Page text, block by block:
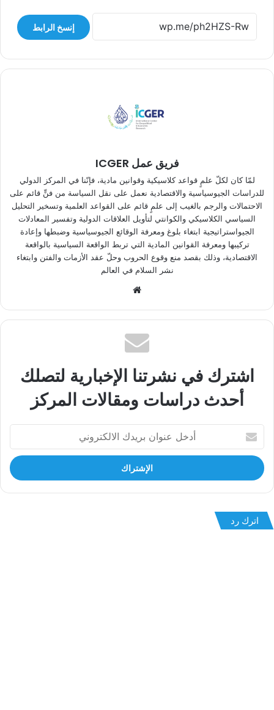
إنسخ الرابط
فريق عمل ICGER
لمّا كان لكلّ علمٍ قواعد كلاسيكية وقوانين مادية، فإنّنا في المركز الدولي
للدراسات الجيوسياسية والاقتصادية نعمل على نقل السياسة من فنٍّ قائم على
الاحتمالات والرجم بالغيب إلى علمٍ قائم على القواعد العلمية وتسخير التحليل
السياسي الكلاسيكي والكوانتي لتأويل العلاقات الدولية وتفسير المعادلات
الجيواستراتيجية ابتغاء بلوغ ومعرفة الوقائع الجيوسياسية وضبطها وإعادة
تركيبها ومعرفة القوانين المادية التي تربط الواقعة السياسية بالواقعة
الاقتصادية، وذلك بقصد منع وقوع الحروب وحلّ عقد الأزمات والفتن وابتغاء
نشر السلام في العالم
اشترك في نشرتنا الإخبارية لتصلك
أحدث دراسات ومقالات المركز
عنوان
بريدك
الالكتروني
اترك رد